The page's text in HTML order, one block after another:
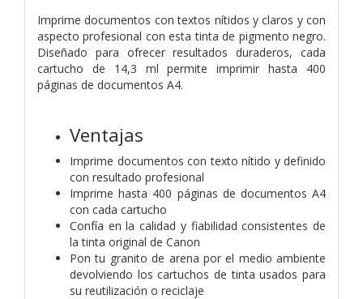
Imprime documentos con textos nítidos y claros y con
aspecto profesional con esta tinta de pigmento negro.
Diseñado para ofrecer resultados duraderos, cada
cartucho de 14,3 ml permite imprimir hasta 400
páginas de documentos A4.
Ventajas
Imprime documentos con texto nítido y definido
con resultado profesional
Imprime hasta 400 páginas de documentos A4
con cada cartucho
Confía en la calidad y fiabilidad consistentes de
la tinta original de Canon
Pon tu granito de arena por el medio ambiente
devolviendo los cartuchos de tinta usados para
su reutilización o reciclaje